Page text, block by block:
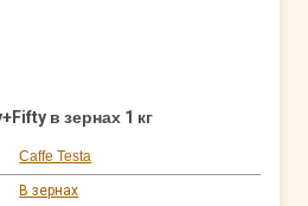
в зернах 1 кг
Caffe Testa
В зернах